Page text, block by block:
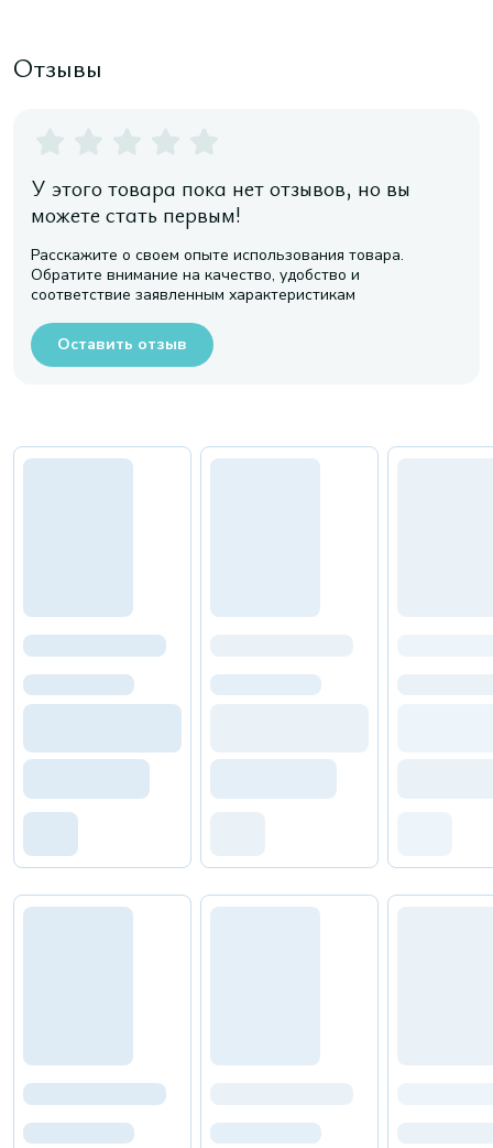
Отзывы
У этого товара пока нет отзывов, но вы
можете стать первым!
Расскажите о своем опыте использования товара.
Обратите внимание на качество, удобство и
соответствие заявленным характеристикам
Оставить отзыв